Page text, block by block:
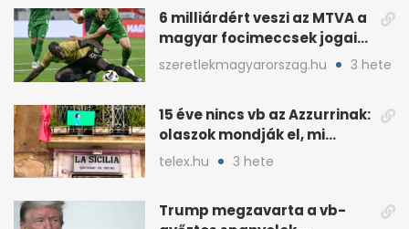
6 milliárdért veszi az MTVA a
magyar focimeccsek jogait
a 2026–27-es idényre
szeretlekmagyarorszag.hu 3 hete
15 éve nincs vb az Azzurrinak:
olaszok mondják el, mi
romlott el
telex.hu 3 hete
Trump megzavarta a vb-